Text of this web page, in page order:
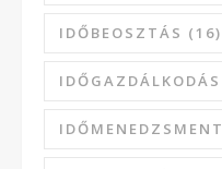
IDŐBEOSZTÁS (16)
IDŐGAZDÁLKODÁS
IDŐMENEDZSMENT